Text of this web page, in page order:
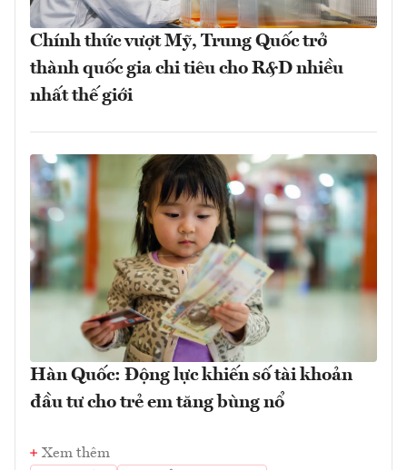
Chính thức vượt Mỹ, Trung Quốc trở
thành quốc gia chi tiêu cho R&D nhiều
nhất thế giới
Hàn Quốc: Động lực khiến số tài khoản
đầu tư cho trẻ em tăng bùng nổ
Xem thêm